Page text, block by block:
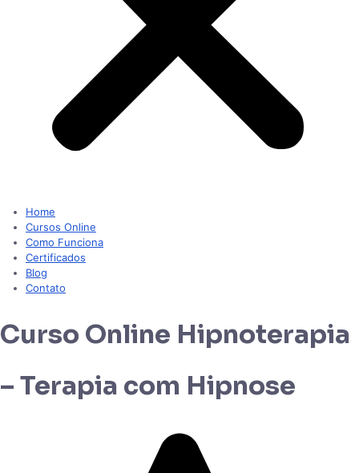
Home
Cursos Online
Como Funciona
Certificados
Blog
Contato
Curso Online Hipnoterapia
– Terapia com Hipnose